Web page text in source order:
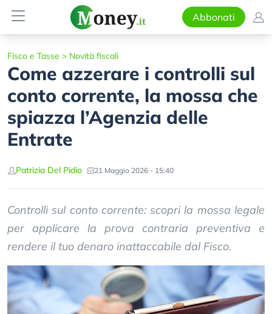
Abbonati
Fisco e Tasse > Novità fiscali
Come azzerare i controlli sul
conto corrente, la mossa che
spiazza l’Agenzia delle
Entrate
Patrizia Del Pidio 21 Maggio 2026 - 15:40
Controlli sul conto corrente: scopri la mossa legale
per applicare la prova contraria preventiva e
rendere il tuo denaro inattaccabile dal Fisco.